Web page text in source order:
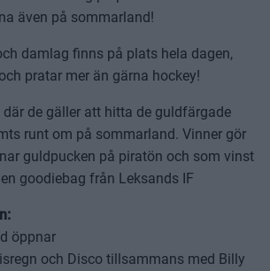
även på sommarland!
damlag finns på plats hela dagen,
pratar mer än gärna hockey!
de gäller att hitta de guldfärgade
runt om på sommarland. Vinner gör
guldpucken på piratön och som vinst
goodiebag från Leksands IF
öppnar
och Disco tillsammans med Billy